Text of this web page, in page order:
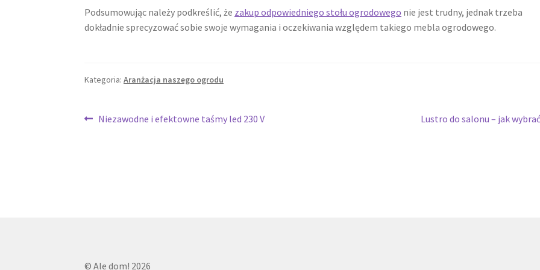
Podsumowując należy podkreślić, że zakup odpowiedniego stołu ogrodowego nie jest trudny, jednak trzeba
dokładnie sprecyzować sobie swoje wymagania i oczekiwania względem takiego mebla ogrodowego.
Kategoria:Aranżacja naszego ogrodu
Nawigacja
Poprzedni
Niezawodne i efektowne taśmy led 230 V
Następny
Lustro do salonu – jak
© Ale dom! 2026